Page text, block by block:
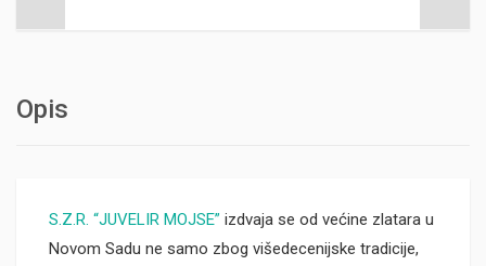
Opis
S.Z.R. “JUVELIR MOJSE” izdvaja se od većine zlatara u
Novom Sadu ne samo zbog višedecenijske tradicije,